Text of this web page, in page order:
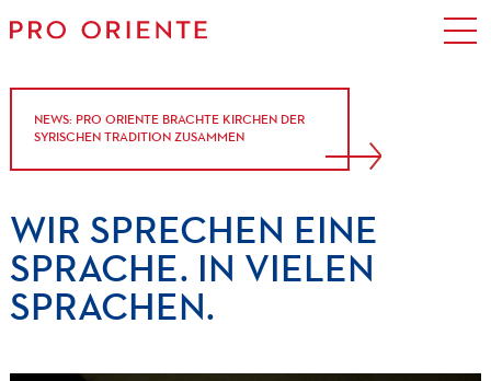
NEWS: PRO ORIENTE BRACHTE KIRCHEN DER
SYRISCHEN TRADITION ZUSAMMEN
WIR SPRECHEN EINE
SPRACHE. IN VIELEN
SPRACHEN.